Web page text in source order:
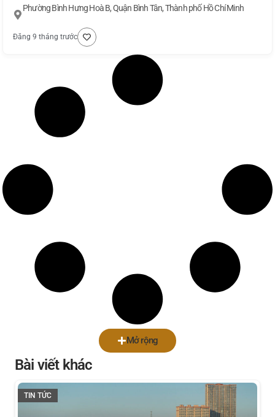
Phường Bình Hưng Hoà B, Quận Bình Tân, Thành phố Hồ Chí Minh
Đăng 9 tháng trước
Mở rộng
Bài viết khác
TIN TỨC